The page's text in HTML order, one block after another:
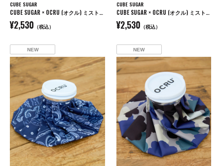
CUBE SUGAR
CUBE SUGAR × OCRU (オクル) ミスト付き アイスバッグ
¥2,530 （税込）
CUBE SUGAR
CUBE SUGAR × OCRU (オクル) ミスト付き アイスバッグ
¥2,530 （税込）
NEW NEW